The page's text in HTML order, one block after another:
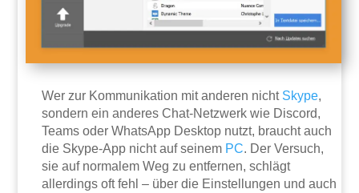
Wer zur Kommunikation mit anderen nicht Skype,
sondern ein anderes Chat-Netzwerk wie Discord,
Teams oder WhatsApp Desktop nutzt, braucht auch
die Skype-App nicht auf seinem PC. Der Versuch,
sie auf normalem Weg zu entfernen, schlägt
allerdings oft fehl – über die Einstellungen und auch